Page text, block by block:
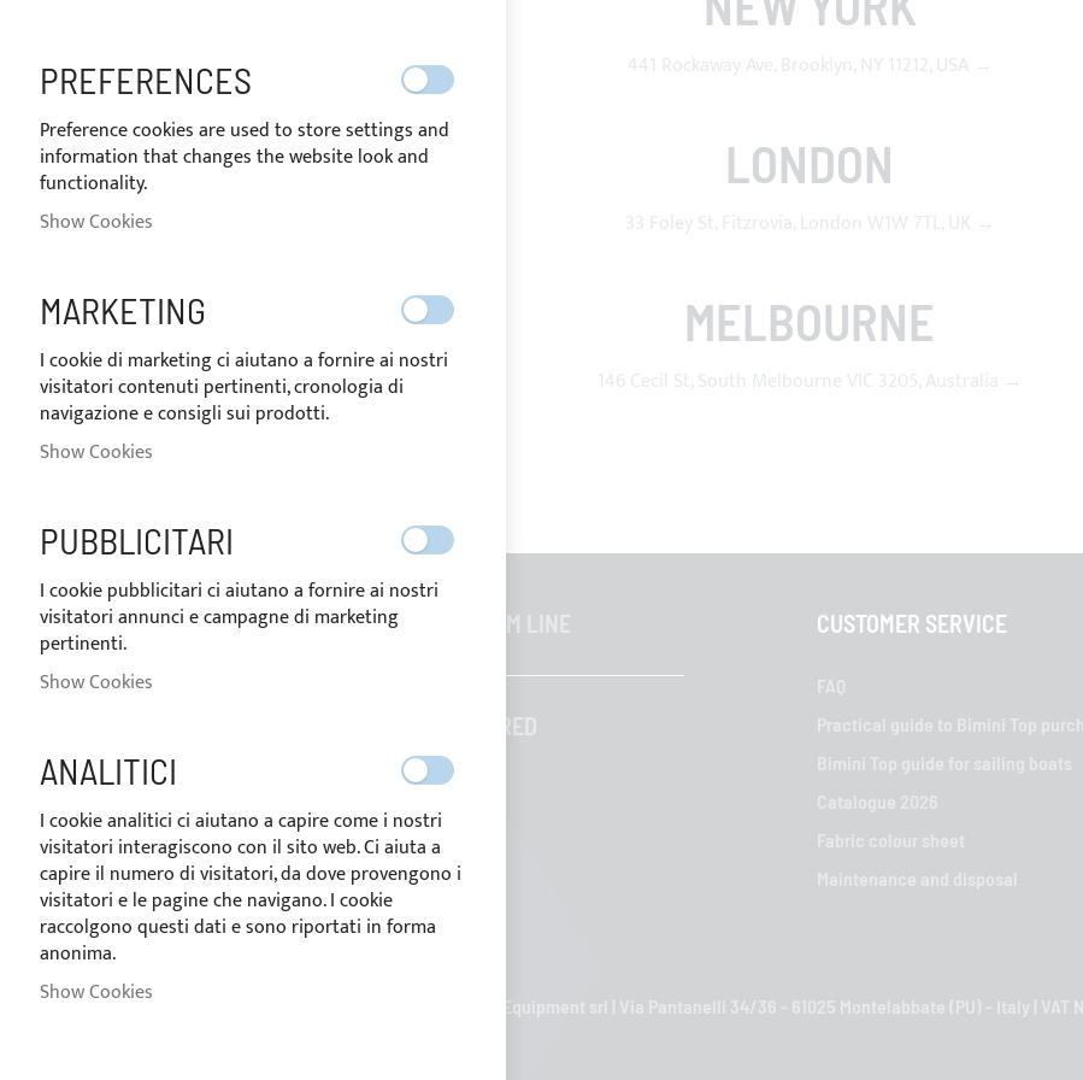
LONDON
MELBOURNE
GENERAL INFORMATION
Contacts
Payment methods
Conditions of sale
Privacy Policy
Cookie Policy
CUSTOMER SERVICE
PREFERENCES
Preference cookies are used to store settings and
information that changes the website look and
functionality.
Show Cookies
MARKETING
I cookie di marketing ci aiutano a fornire ai nostri
visitatori contenuti pertinenti, cronologia di
navigazione e consigli sui prodotti.
Show Cookies
PUBBLICITARI
I cookie pubblicitari ci aiutano a fornire ai nostri
visitatori annunci e campagne di marketing
pertinenti.
Show Cookies
ANALITICI
I cookie analitici ci aiutano a capire come i nostri
visitatori interagiscono con il sito web. Ci aiuta a
capire il numero di visitatori, da dove provengono i
visitatori e le pagine che navigano. I cookie
raccolgono questi dati e sono riportati in forma
anonima.
Show Cookies